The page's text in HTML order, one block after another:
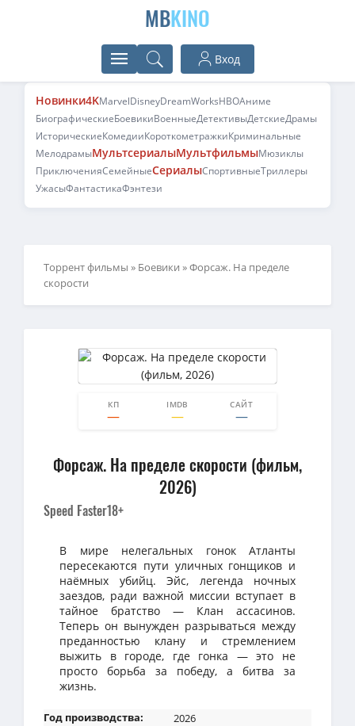
MBKINO
Вход
Новинки4KMarvelDisneyDreamWorksHBOАниме
БиографическиеБоевикиВоенныеДетективыДетскиеДрамы
ИсторическиеКомедииКороткометражкиКриминальные
МелодрамыМультсериалыМультфильмыМюзиклы
ПриключенияСемейныеСериалыСпортивныеТриллеры
УжасыФантастикаФэнтези
Торрент фильмы » Боевики » Форсаж. На пределе
скорости
КП IMDB САЙТ
00
Форсаж. На пределе скорости (фильм,
2026)
Speed Faster18+
В мире нелегальных гонок Атланты
пересекаются пути уличных гонщиков и
наёмных убийц. Эйс, легенда ночных
заездов, ради важной миссии вступает в
тайное братство — Клан ассасинов.
Теперь он вынужден разрываться между
преданностью клану и стремлением
выжить в городе, где гонка — это не
просто борьба за победу, а битва за
жизнь.
Год производства:
2026